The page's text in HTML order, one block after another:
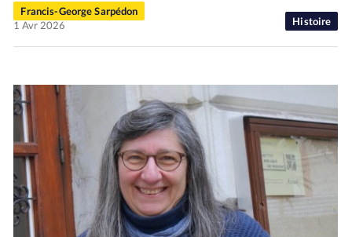
Histoire
Francis-George Sarpédon
1 Avr 2026